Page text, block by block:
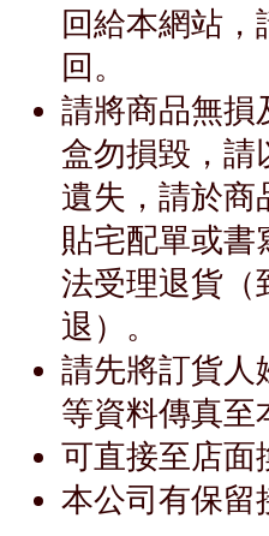
回給本網站
回。
請將商品無損
盒勿損毀，請
遺失，請於商
貼宅配單或書
法受理退貨（
退）。
請先將訂貨人
等資料傳真至
可直接至店面
本公司有保留